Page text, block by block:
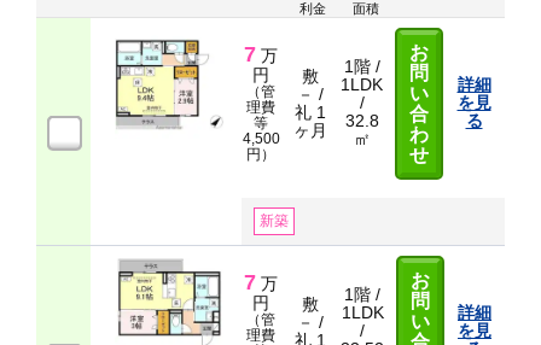
利金
面積
7 万
円
（管
理費
等
4,500
円）
敷
－ /
礼 1
ヶ月
1階 /
1LDK
/
32.8
㎡
お
問
い
合
わ
せ
詳細
を見
る
新築
7 万
円
（管
理費
敷
－ /
礼 1
1階 /
1LDK
/
お
問
い
詳細
を見